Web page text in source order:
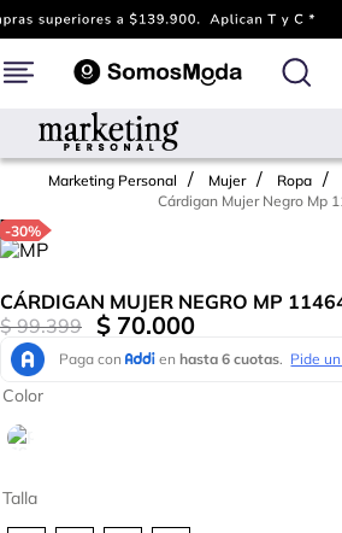
Marketing Personal Mujer Ropa
Cárdigan Mujer Negro Mp
-30%
CÁRDIGAN MUJER NEGRO MP
$ 99.399 $ 70.000
Talla
Color